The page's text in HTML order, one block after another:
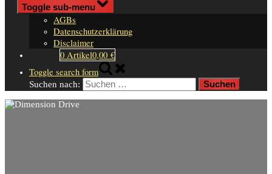
Impressum
Toggle sub-menu
AGBs
Datenschutzerklärung
Disclaimer
0 Artikel0,00 €
Toggle search form
Suchen nach: